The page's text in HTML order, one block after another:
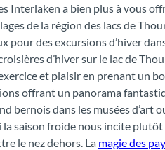
Interlaken a bien plus à vous
de la région des lacs de
pour des excursions d’hiver
d’hiver sur le lac de
et plaisir en prenant un
offrant un panorama
bernois dans les musées d’art
la saison froide nous incite plutôt
le nez dehors. La magie des